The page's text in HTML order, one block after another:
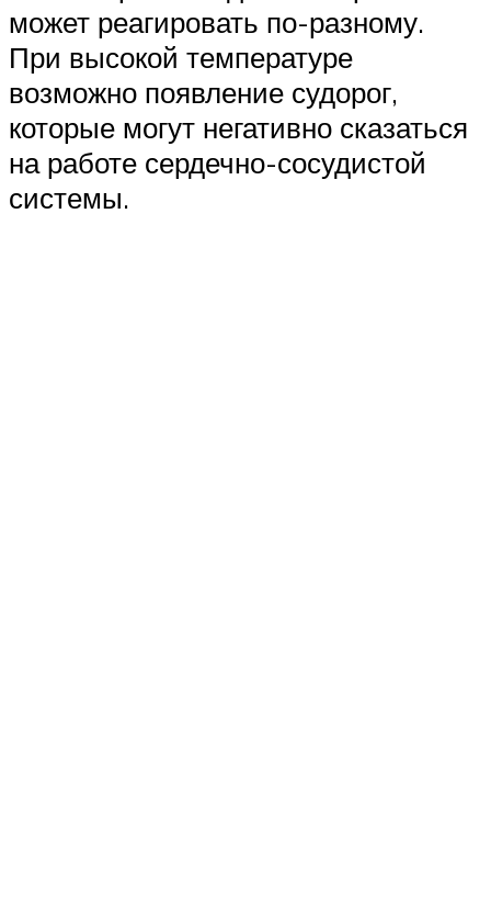
может реагировать по-разному.
При высокой температуре
возможно появление судорог,
которые могут негативно сказаться
на работе сердечно-сосудистой
системы.